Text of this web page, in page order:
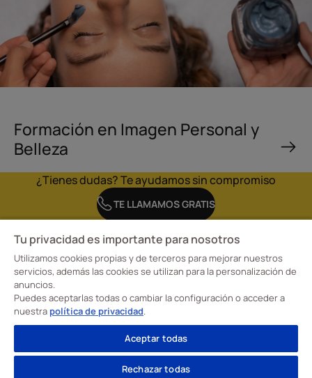
Formación en Imagen Personal y
Belleza
¿Tienes dudas? Te ayudamos sin compromiso
TE LLAMAMOS GRATIS
En la Escuela CreaDiseño, Escuela Profesional de Diseño Davante tenemos claro
nuestro objetivo: transformar la forma de aprender para formar a nuestros
alumnos en profesionales cualificados en moda, interiorismo e imagen personal.
¡Convertimos su talento creativo en una carrera de éxito y con futuro!
Tu privacidad es importante para nosotros
Utilizamos cookies propias y de terceros para mejorar nuestros
servicios, además las cookies se utilizan para la personalización de
anuncios.
Puedes aceptarlas todas o cambiar la configuración o acceder a
nuestra política de privacidad.
Aceptar todas
Rechazar todas